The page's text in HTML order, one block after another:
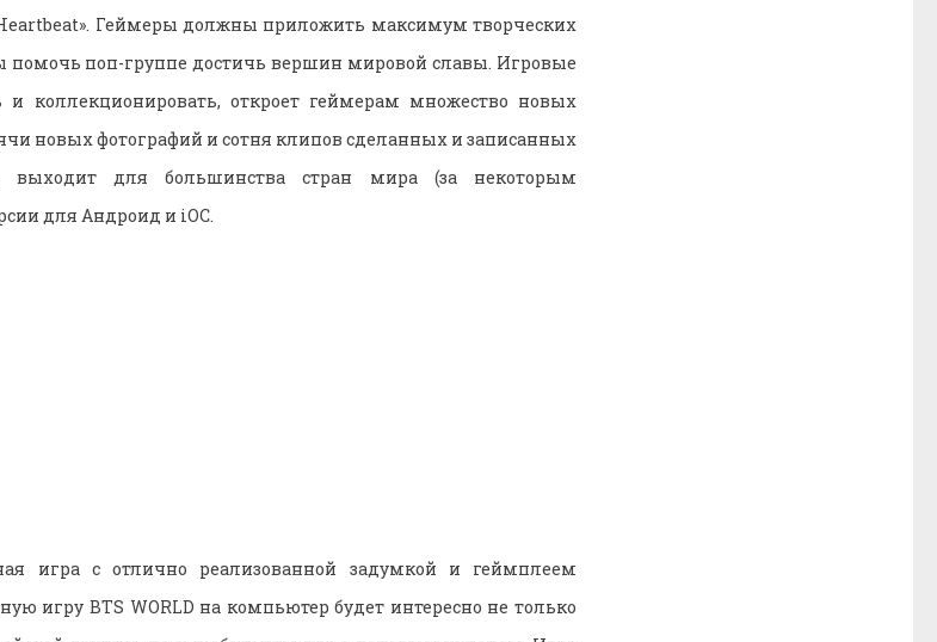
Геймеры должны приложить максимум творческих
помочь поп-группе достичь вершин мировой славы. Игровые
коллекционировать, откроет геймерам множество новых
новых фотографий и сотня клипов сделанных и записанных
для большинства стран мира (за некоторым
для Андроид и iOC.
игра с отлично реализованной задумкой и геймплеем
игру BTS WORLD на компьютер будет интересно не только